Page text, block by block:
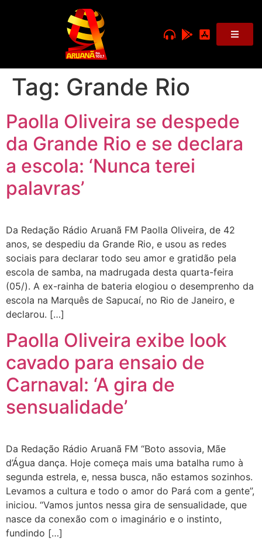
Tag: Grande Rio
Paolla Oliveira se despede
da Grande Rio e se declara
a escola: ‘Nunca terei
palavras’
Da Redação Rádio Aruanã FM Paolla Oliveira, de 42
anos, se despediu da Grande Rio, e usou as redes
sociais para declarar todo seu amor e gratidão pela
escola de samba, na madrugada desta quarta-feira
(05/). A ex-rainha de bateria elogiou o desemprenho da
escola na Marquês de Sapucaí, no Rio de Janeiro, e
declarou. […]
Paolla Oliveira exibe look
cavado para ensaio de
Carnaval: ‘A gira de
sensualidade’
Da Redação Rádio Aruanã FM “Boto assovia, Mãe
d’Água dança. Hoje começa mais uma batalha rumo à
segunda estrela, e, nessa busca, não estamos sozinhos.
Levamos a cultura e todo o amor do Pará com a gente”,
iniciou. “Vamos juntos nessa gira de sensualidade, que
nasce da conexão com o imaginário e o instinto,
fundindo […]